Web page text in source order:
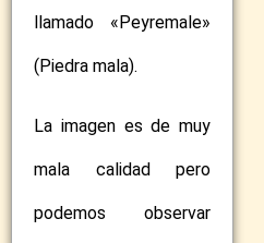
llamado «Peyremale»
(Piedra mala).
La imagen es de muy
mala calidad pero
podemos observar